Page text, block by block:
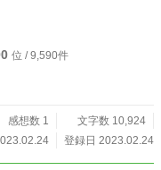
位 / 9,590件
感想数 1
文字数 10,924
登録日 2023.02.24